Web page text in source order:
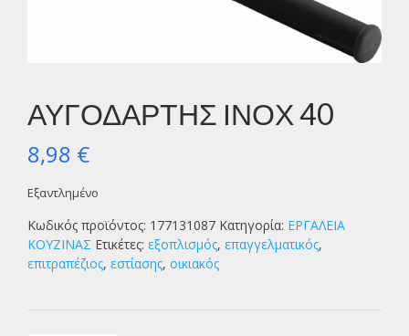
ΑΥΓΟΔΑΡΤΗΣ ΙΝΟΧ 40
8,98 €
Εξαντλημένο
Κωδικός προϊόντος: 177131087 Κατηγορία: ΕΡΓΑΛΕΙΑ
ΚΟΥΖΙΝΑΣ Ετικέτες: εξοπλισμός, επαγγελματικός,
επιτραπέζιος, εστίασης, οικιακός